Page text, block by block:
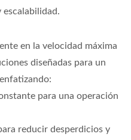
escalabilidad.
en la velocidad máxima
diseñadas para un
para una operación
reducir desperdicios y